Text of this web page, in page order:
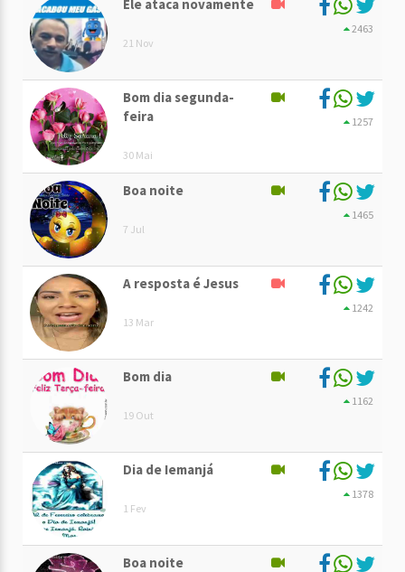
Ele ataca novamente
21 Nov
2463
Bom dia segunda-
feira
30 Mai
1257
Boa noite
7 Jul
1465
A resposta é Jesus
13 Mar
1242
Bom dia
19 Out
1162
Dia de Iemanjá
1 Fev
1378
Boa noite